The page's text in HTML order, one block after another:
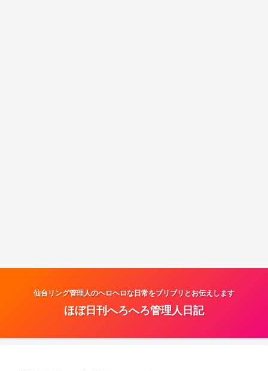
仙台リング管理人のヘロヘロな日常をブリブリとお伝えします
ほぼ日刊へろへろ管理人日記